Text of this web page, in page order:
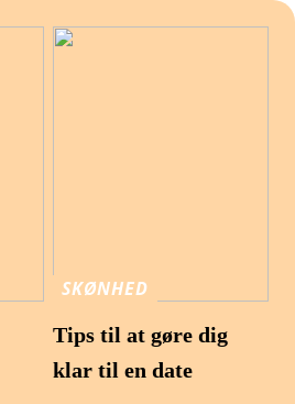
SKØNHED
Tips til at gøre dig
klar til en date